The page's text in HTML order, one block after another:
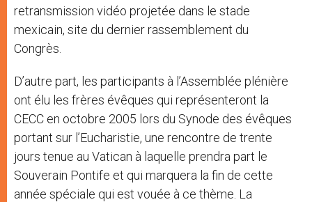
retransmission vidéo projetée dans le stade
mexicain, site du dernier rassemblement du
Congrès.
D’autre part, les participants à l’Assemblée plénière
ont élu les frères évêques qui représenteront la
CECC en octobre 2005 lors du Synode des évêques
portant sur l’Eucharistie, une rencontre de trente
jours tenue au Vatican à laquelle prendra part le
Souverain Pontife et qui marquera la fin de cette
année spéciale qui est vouée à ce thème. La